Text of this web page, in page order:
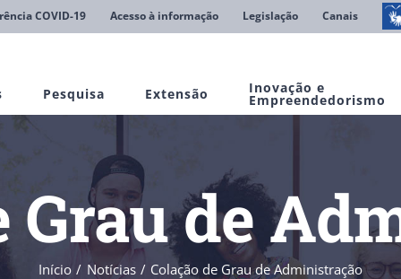
COVID-19 Acesso à informação Legislação Canais
Pesquisa Extensão Inovação e
Empreendedorismo
Grau de
Início Notícias Colação de Grau de Administração